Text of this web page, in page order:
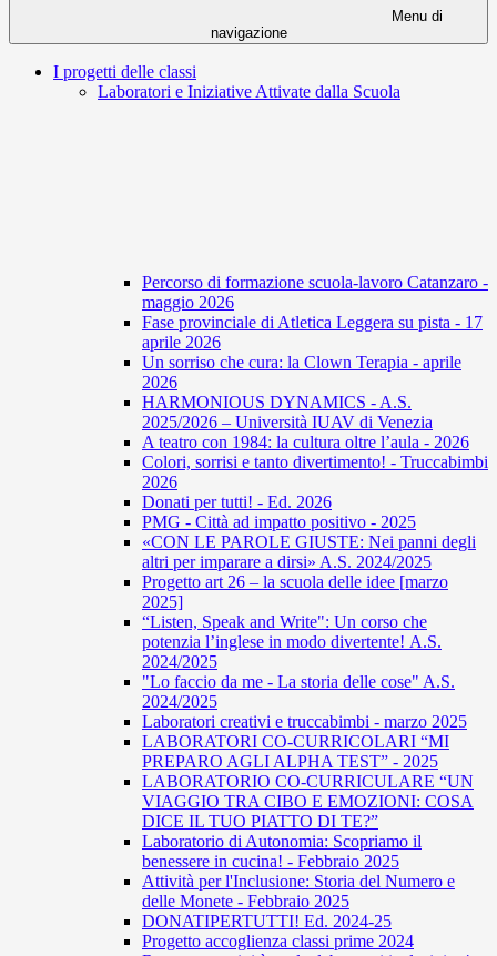
Menu di
navigazione
I progetti delle classi
Laboratori e Iniziative Attivate dalla Scuola
Percorso di formazione scuola-lavoro Catanzaro -
maggio 2026
Fase provinciale di Atletica Leggera su pista - 17
aprile 2026
Un sorriso che cura: la Clown Terapia - aprile
2026
HARMONIOUS DYNAMICS - A.S.
2025/2026 – Università IUAV di Venezia
A teatro con 1984: la cultura oltre l’aula - 2026
Colori, sorrisi e tanto divertimento! - Truccabimbi
2026
Donati per tutti! - Ed. 2026
PMG - Città ad impatto positivo - 2025
«CON LE PAROLE GIUSTE: Nei panni degli
altri per imparare a dirsi» A.S. 2024/2025
Progetto art 26 – la scuola delle idee [marzo
2025]
“Listen, Speak and Write": Un corso che
potenzia l’inglese in modo divertente! A.S.
2024/2025
"Lo faccio da me - La storia delle cose" A.S.
2024/2025
Laboratori creativi e truccabimbi - marzo 2025
LABORATORI CO-CURRICOLARI “MI
PREPARO AGLI ALPHA TEST” - 2025
LABORATORIO CO-CURRICULARE “UN
VIAGGIO TRA CIBO E EMOZIONI: COSA
DICE IL TUO PIATTO DI TE?”
Laboratorio di Autonomia: Scopriamo il
benessere in cucina! - Febbraio 2025
Attività per l'Inclusione: Storia del Numero e
delle Monete - Febbraio 2025
DONATIPERTUTTI! Ed. 2024-25
Progetto accoglienza classi prime 2024